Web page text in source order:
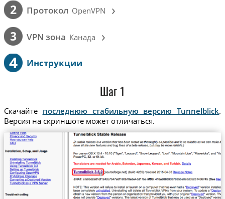
2 Протокол OpenVPN ›
3 VPN зона Канада ›
4 Инструкции
Шаг 1
Скачайте последнюю стабильную версию Tunnelblick.
Версия на скриншоте может отличаться.